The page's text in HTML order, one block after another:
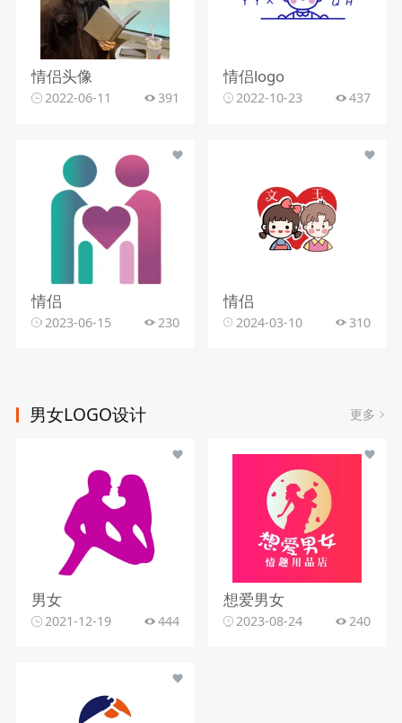
情侣头像
2022-06-11 391
情侣logo
2022-10-23 437
情侣
2023-06-15 230
情侣
2024-03-10 310
男女LOGO设计 更多
男女
2021-12-19 444
想爱男女
2023-08-24 240